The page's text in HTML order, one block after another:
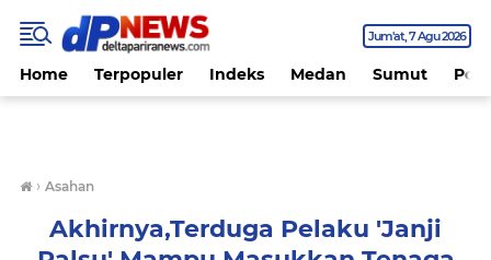
Jum'at 7 Agu 2026
Home Terpopuler Indeks Medan Sumut
› Asahan
Akhirnya,Terduga Pelaku 'Janji